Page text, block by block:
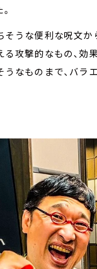
そうな便利な呪文か
攻撃的なもの、効
なものまで、バラ